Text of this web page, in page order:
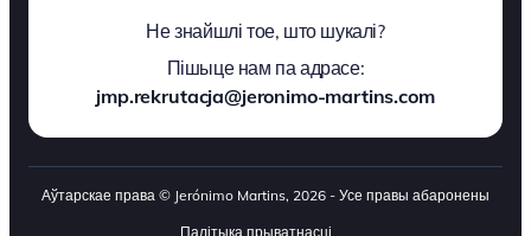
Не знайшлі тое, што шукалі?
Пішыце нам па адрасе:
jmp.rekrutacja@jeronimo-martins.com
Аўтарскае права © Jerónimo Martins, 2026 - Усе правы абаронены
Палітыка прыватнасці